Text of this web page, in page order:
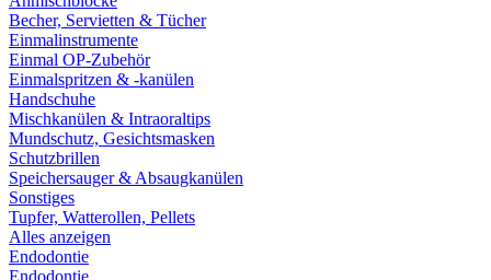
Becher, Servietten & Tücher
Einmalinstrumente
Einmal OP-Zubehör
Einmalspritzen & -kanülen
Handschuhe
Mischkanülen & Intraoraltips
Mundschutz, Gesichtsmasken
Schutzbrillen
Speichersauger & Absaugkanülen
Sonstiges
Tupfer, Watterollen, Pellets
Alles anzeigen
Endodontie
Endodontie